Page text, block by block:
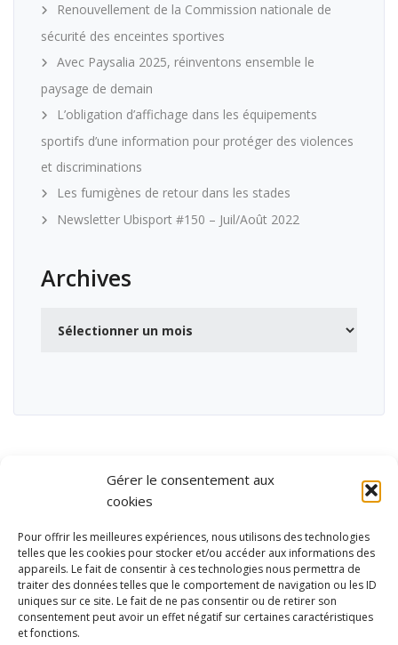
Gérer le consentement aux
cookies
Pour offrir les meilleures expériences, nous utilisons des technologies
telles que les cookies pour stocker et/ou accéder aux informations des
appareils. Le fait de consentir à ces technologies nous permettra de
traiter des données telles que le comportement de navigation ou les ID
uniques sur ce site. Le fait de ne pas consentir ou de retirer son
consentement peut avoir un effet négatif sur certaines caractéristiques
et fonctions.
Renouvellement de la Commission nationale de
sécurité des enceintes sportives
Avec Paysalia 2025, réinventons ensemble le
paysage de demain
L’obligation d’affichage dans les équipements
sportifs d’une information pour protéger des violences
et discriminations
Les fumigènes de retour dans les stades
Newsletter Ubisport #150 – Juil/Août 2022
Archives